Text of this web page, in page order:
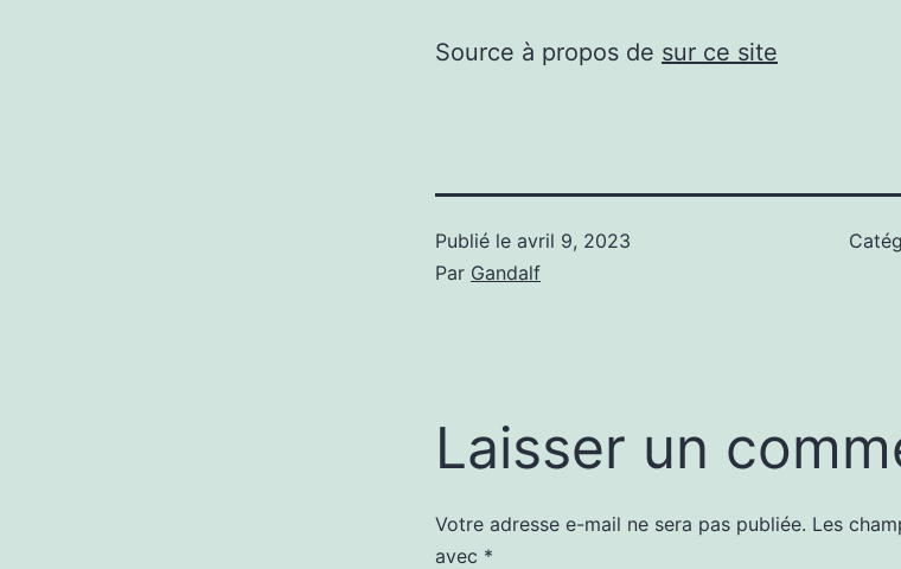
Source à propos de sur ce site
Publié le avril 9, 2023
Par Gandalf
Laisser un
Votre adresse e-mail ne sera pas publiée. Les
avec *